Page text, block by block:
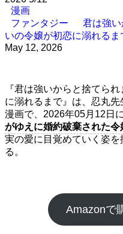
漫画
ファンタジー
君は強
いの令嬢が初恋に溺れるま
May 12, 2026
『君は強いからと捨てら
に溺れるまで』は、忍丸
漫画で、2026年05月12日
がゆえに婚約破棄された令
実の愛に目覚めていく姿
る。
Amazonで